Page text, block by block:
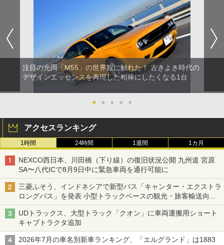
注目の光岡「M55」の世界観に触れた！ 古きよき時代の
デザインエッセンスを再現した相棒にしたくなる1台
● ● ● ● ●
アクセスランキング
1時間 24時間 1週間 1カ月
NEXCO西日本、川田橋（下り線）の復旧状況公開 九州道 宮原
SA〜八代ICで8月9日中に緊急車両を通行可能に
三菱ふそう、インドネシアで新型バス「キャンター・エクストラ
ロングバス」を発表 小型トラックベースの観光・旅客輸送向け
バス
UDトラックス、大型トラック「クオン」に車両運搬用ショート
キャブトラクタ追加
2026年7月の車名別新車ランキング、「エルグランド」は1883